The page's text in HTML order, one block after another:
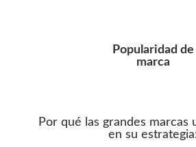
Popularidad de
marca
Por qué las grandes marcas
en su